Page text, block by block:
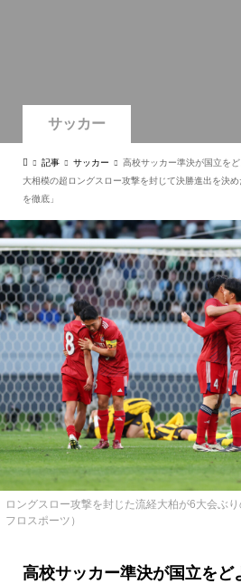
サッカー
記事 サッカー
高校サッカー準決が国立を
大相模の超ロングスロー攻撃を封じて決勝進出を決
を徹底」
ロングスロー攻撃を封じた流経大柏が6大会ぶ
フロスポーツ）
高校サッカー準決が国立をど